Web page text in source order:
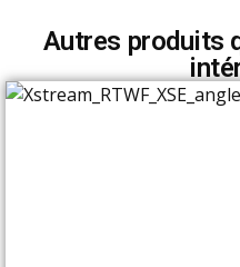
Autres produits